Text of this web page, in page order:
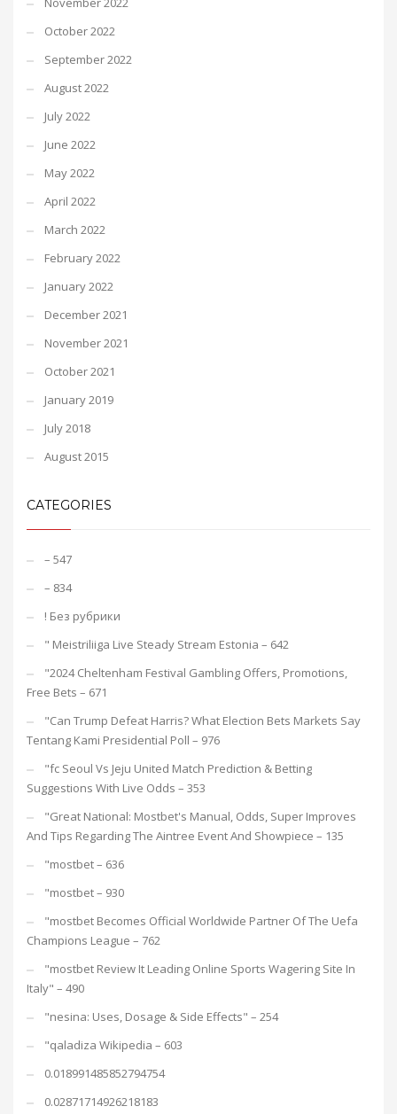
October 2022
September 2022
August 2022
July 2022
June 2022
May 2022
April 2022
March 2022
February 2022
January 2022
December 2021
November 2021
October 2021
January 2019
July 2018
August 2015
CATEGORIES
– 547
– 834
! Без рубрики
"️ Meistriliiga Live Steady Stream Estonia – 642
"2024 Cheltenham Festival Gambling Offers, Promotions,
Free Bets – 671
"Can Trump Defeat Harris? What Election Bets Markets Say
Tentang Kami Presidential Poll – 976
"fc Seoul Vs Jeju United Match Prediction & Betting
Suggestions With Live Odds – 353
"Great National: Mostbet's Manual, Odds, Super Improves
And Tips Regarding The Aintree Event And Showpiece – 135
"mostbet – 636
"mostbet – 930
"mostbet Becomes Official Worldwide Partner Of The Uefa
Champions League – 762
"mostbet Review It Leading Online Sports Wagering Site In
Italy" – 490
"nesina: Uses, Dosage & Side Effects" – 254
"qaladiza Wikipedia – 603
0.018991485852794754
0.02871714926218183